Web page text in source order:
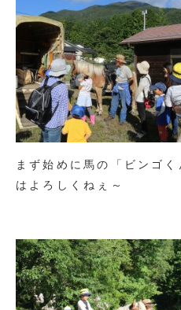
まず始めに馬の「ビンゴ
はよろしくねぇ～